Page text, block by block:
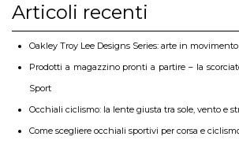
Articoli recenti
Oakley Troy Lee Designs Series: arte in movimento
Prodotti a magazzino pronti a partire – la
Sport
Occhiali ciclismo: la lente giusta tra sole, vento e
Come scegliere occhiali sportivi per corsa e